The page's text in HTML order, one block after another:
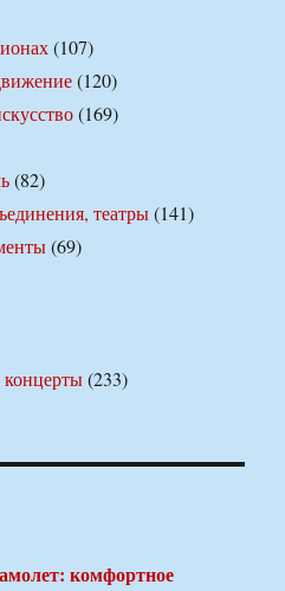
(107)
(120)
(169)
(82)
театры(141)
(69)
(233)
комфортное